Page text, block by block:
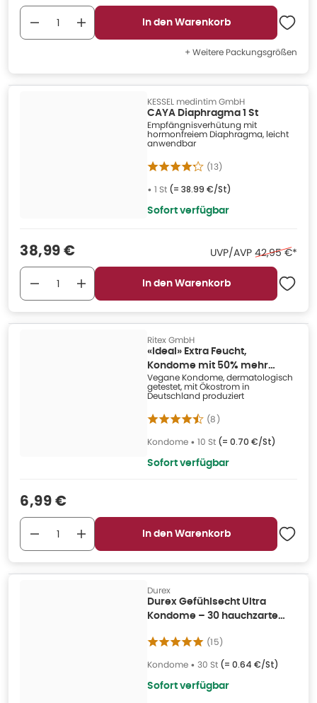
In den Warenkorb
+ Weitere Packungsgrößen
KESSEL medintim GmbH
CAYA Diaphragma 1 St
Empfängnisverhütung mit
hormonfreiem Diaphragma, leicht
anwendbar
(13)
• 1 St (= 38.99 €/St)
Sofort verfügbar
Verkaufspreis
38,99 € UVP/AVP Ehemaliger
42,95 €*
In den Warenkorb
Ritex GmbH
«Ideal» Extra Feucht,
Kondome mit 50% mehr
Gleitmittel (10 Kondome) 10 St
Vegane Kondome, dermatologisch
getestet, mit Ökostrom in
Deutschland produziert
(8)
Kondome • 10 St (= 0.70 €/St)
Sofort verfügbar
Verkaufspreis
6,99 €
In den Warenkorb
Durex
Durex Gefühlsecht Ultra
Kondome – 30 hauchzarte
30 St
(15)
Kondome • 30 St (= 0.64 €/St)
Sofort verfügbar